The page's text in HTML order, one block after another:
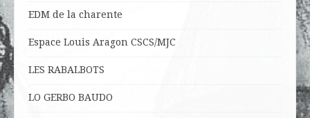
EDM de la charente
Espace Louis Aragon CSCS/MJC
LES RABALBOTS
LO GERBO BAUDO